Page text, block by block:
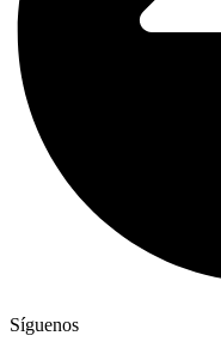
Síguenos